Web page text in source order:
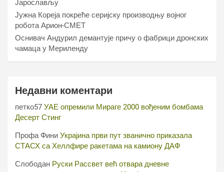
Јарослављу
Јужна Кореја покреће серијску производњу војног
робота Арион-СМЕТ
Оснивач Андурил демантује причу о фабрици дронских
чамаца у Мериленду
Недавни коментари
петко57 УАЕ опремили Мираге 2000 вођеним бомбама
Десерт Стинг
Профа Фини Украјина први пут званично приказала
СТАСХ са Хеллфире ракетама на камиону ДАФ
Слободан Руски Рассвет већ отвара дневне